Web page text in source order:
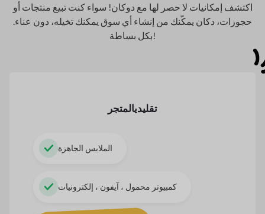
اكتشف إمكانيات لا حصر لها مع دوكان! سواء كنت تبيع منتجات أو
حجوزات، دكان يمكّنك من إنشاء أي سوق يمكنك تخيله، دون عناء.
بكل بساطة!
تقليديالمتجر
الملابس الجاهزة
كمبيوتر محمول ، آيفون ، إلكترونيات